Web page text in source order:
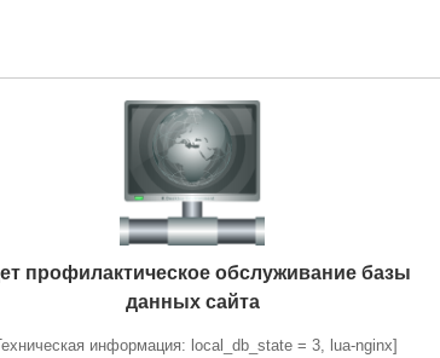
профилактическое обслуживание базы
данных сайта
информация: local_db_state = 3, lua-nginx]